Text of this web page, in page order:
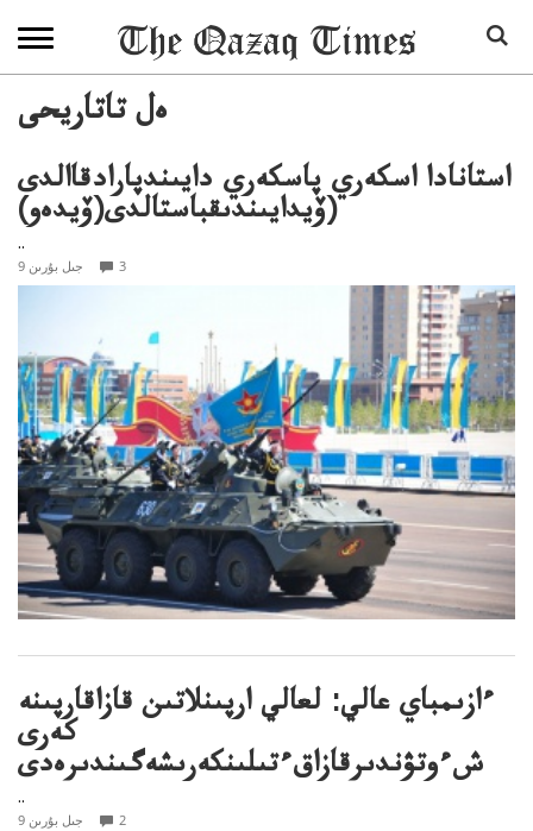
ەل تاتاريحى
استانادا اسكەري پاسكەري دايىندپارادقاالدى
(ۆيدايىندىقباستالدى(ۆيدەو)
..
9 جىل بۇرىن 3
ءازىمباي عالي: لعالي ارپىنلاتىن قازاقارپىنە
كەرى
شءوتۋندىرقازاقءتىلىنكەرىشەگىندىرەدى
..
9 جىل بۇرىن 2